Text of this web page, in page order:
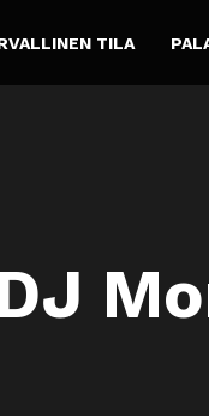
TILA